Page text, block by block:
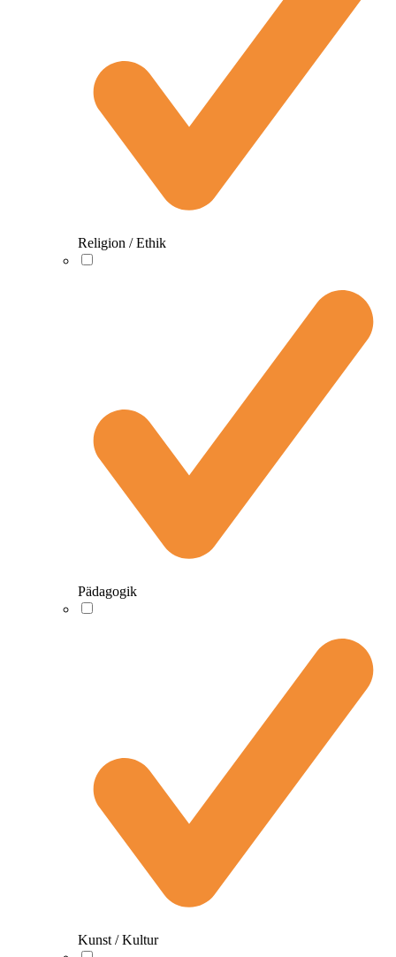
Religion / Ethik
Pädagogik
Kunst / Kultur